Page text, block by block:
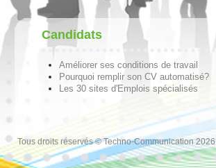
Candidats
Améliorer ses conditions de travail
Pourquoi remplir son CV automatisé?
Les 30 sites d'Emplois spécialisés
Tous droits réservés © Techno-Communication 2026